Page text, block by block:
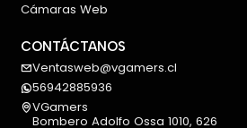
Cámaras Web
CONTÁCTANOS
Ventasweb@vgamers.cl
56942885936
VGamers
Bombero Adolfo Ossa 1010, 626